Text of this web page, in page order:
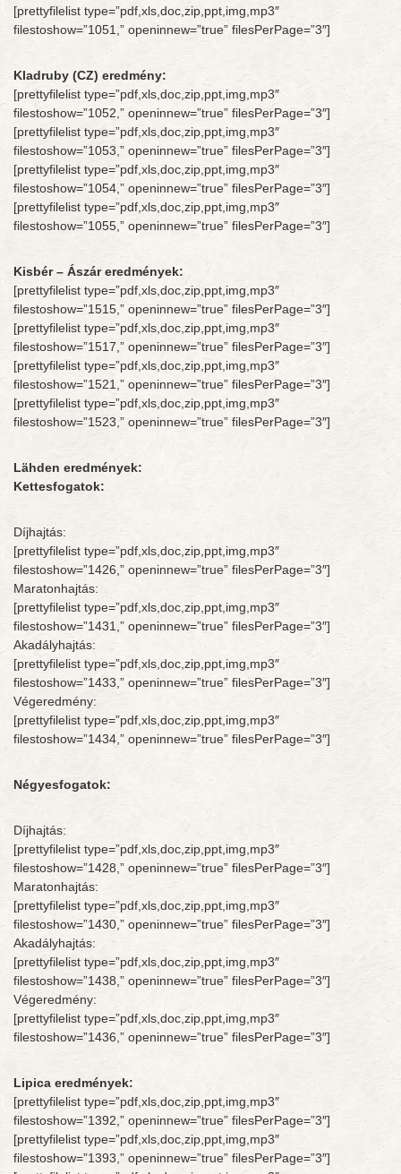
[prettyfilelist type=”pdf,xls,doc,zip,ppt,img,mp3″
filestoshow=”1051,” openinnew=”true” filesPerPage=”3″]
Kladruby (CZ) eredmény:
[prettyfilelist type=”pdf,xls,doc,zip,ppt,img,mp3″
filestoshow=”1052,” openinnew=”true” filesPerPage=”3″]
[prettyfilelist type=”pdf,xls,doc,zip,ppt,img,mp3″
filestoshow=”1053,” openinnew=”true” filesPerPage=”3″]
[prettyfilelist type=”pdf,xls,doc,zip,ppt,img,mp3″
filestoshow=”1054,” openinnew=”true” filesPerPage=”3″]
[prettyfilelist type=”pdf,xls,doc,zip,ppt,img,mp3″
filestoshow=”1055,” openinnew=”true” filesPerPage=”3″]
Kisbér – Ászár eredmények:
[prettyfilelist type=”pdf,xls,doc,zip,ppt,img,mp3″
filestoshow=”1515,” openinnew=”true” filesPerPage=”3″]
[prettyfilelist type=”pdf,xls,doc,zip,ppt,img,mp3″
filestoshow=”1517,” openinnew=”true” filesPerPage=”3″]
[prettyfilelist type=”pdf,xls,doc,zip,ppt,img,mp3″
filestoshow=”1521,” openinnew=”true” filesPerPage=”3″]
[prettyfilelist type=”pdf,xls,doc,zip,ppt,img,mp3″
filestoshow=”1523,” openinnew=”true” filesPerPage=”3″]
Lähden eredmények:
Kettesfogatok:
Díjhajtás:
[prettyfilelist type=”pdf,xls,doc,zip,ppt,img,mp3″
filestoshow=”1426,” openinnew=”true” filesPerPage=”3″]
Maratonhajtás:
[prettyfilelist type=”pdf,xls,doc,zip,ppt,img,mp3″
filestoshow=”1431,” openinnew=”true” filesPerPage=”3″]
Akadályhajtás:
[prettyfilelist type=”pdf,xls,doc,zip,ppt,img,mp3″
filestoshow=”1433,” openinnew=”true” filesPerPage=”3″]
Végeredmény:
[prettyfilelist type=”pdf,xls,doc,zip,ppt,img,mp3″
filestoshow=”1434,” openinnew=”true” filesPerPage=”3″]
Négyesfogatok:
Díjhajtás:
[prettyfilelist type=”pdf,xls,doc,zip,ppt,img,mp3″
filestoshow=”1428,” openinnew=”true” filesPerPage=”3″]
Maratonhajtás:
[prettyfilelist type=”pdf,xls,doc,zip,ppt,img,mp3″
filestoshow=”1430,” openinnew=”true” filesPerPage=”3″]
Akadályhajtás:
[prettyfilelist type=”pdf,xls,doc,zip,ppt,img,mp3″
filestoshow=”1438,” openinnew=”true” filesPerPage=”3″]
Végeredmény:
[prettyfilelist type=”pdf,xls,doc,zip,ppt,img,mp3″
filestoshow=”1436,” openinnew=”true” filesPerPage=”3″]
Lipica eredmények:
[prettyfilelist type=”pdf,xls,doc,zip,ppt,img,mp3″
filestoshow=”1392,” openinnew=”true” filesPerPage=”3″]
[prettyfilelist type=”pdf,xls,doc,zip,ppt,img,mp3″
filestoshow=”1393,” openinnew=”true” filesPerPage=”3″]